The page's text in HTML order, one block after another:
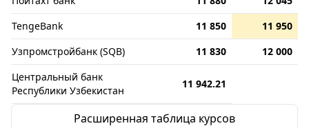
TengeBank
11 850
11 950
Узпромстройбанк (SQB)
11 830
12 000
Центральный банк
Республики Узбекистан
11 942.21
Расширенная таблица курсов